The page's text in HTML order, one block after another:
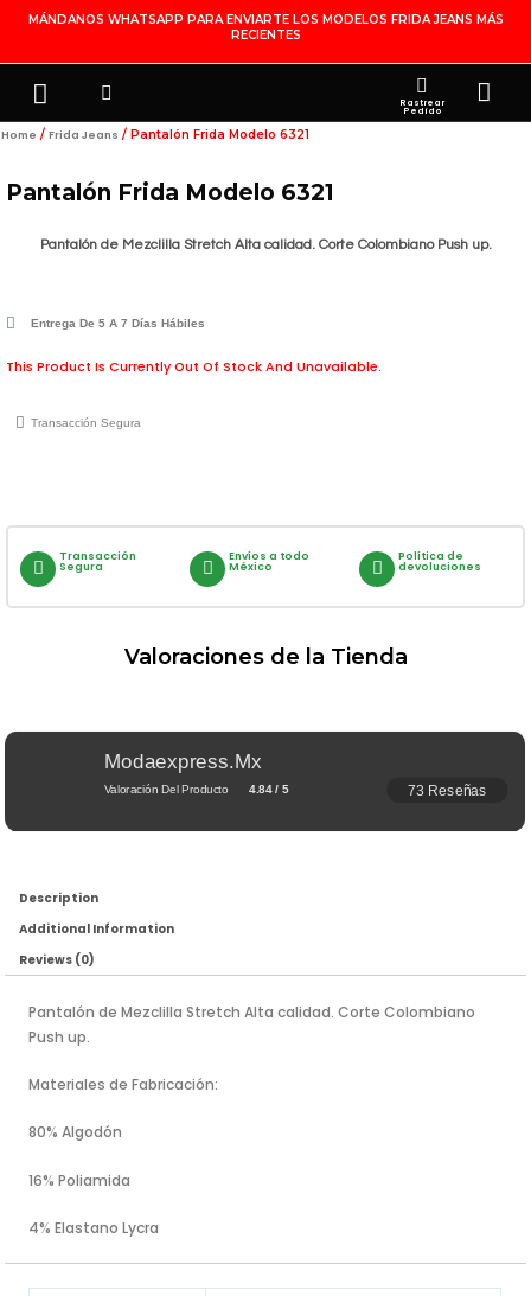
Contenido
MÁNDANOS WHATSAPP PARA ENVIARTE LOS MODELOS FRIDA JEANS MÁS
RECIENTES
MenuSearch Rastrear
Pedido
Home / Frida Jeans / Pantalón Frida Modelo 6321
Pantalón Frida Modelo 6321
Pantalón de Mezclilla Stretch Alta calidad. Corte Colombiano Push up.
Entrega De 5 A 7 Días Hábiles
This Product Is Currently Out Of Stock And Unavailable.
Transacción Segura
Transacción
Segura
Envíos a todo
México
Política de
devoluciones
Description
Additional Information
Reviews (0)
Pantalón de Mezclilla Stretch Alta calidad. Corte Colombiano
Push up.
Materiales de Fabricación:
80% Algodón
16% Poliamida
4% Elastano Lycra
Valoraciones de la Tienda
Modaexpress.mx
Valoración Del Producto 4.84 / 5 73 Reseñas